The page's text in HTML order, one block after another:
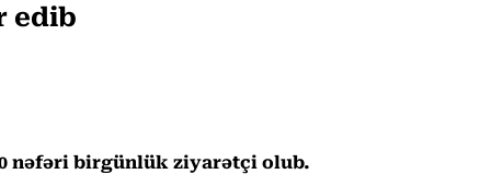
edib
nəfəri birgünlük ziyarətçi olub.